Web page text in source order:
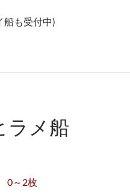
船も受付中)
ラメ船
0～2枚